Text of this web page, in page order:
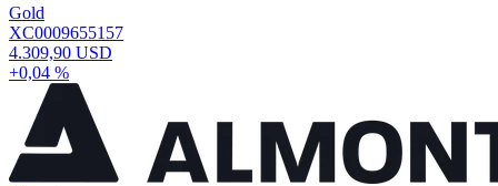
Gold
XC0009655157
4.309,90 USD
+0,04 %